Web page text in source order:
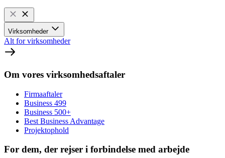
Virksomheder
Alt for virksomheder
Om vores virksomhedsaftaler
Firmaaftaler
Business 499
Business 500+
Best Business Advantage
Projektophold
For dem, der rejser i forbindelse med arbejde